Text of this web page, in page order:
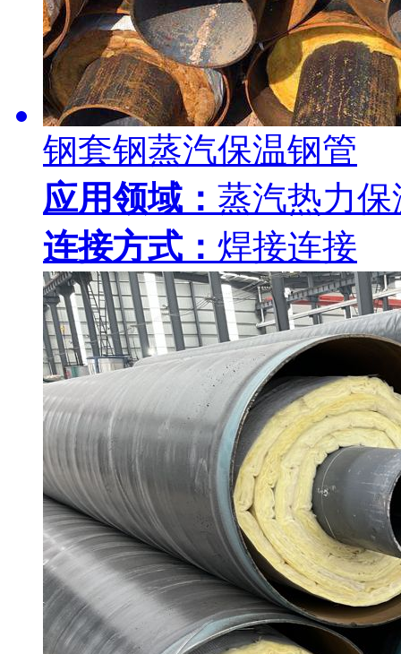
钢套钢蒸汽保温钢管
应用领域： 蒸汽热力保
连接方式： 焊接连接